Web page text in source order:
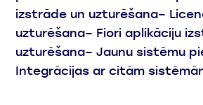
izstrāde un uzturēšana​ –
uzturēšana​ – Fiori aplikāciju
uzturēšana​ – Jaunu sistēmu
Integrācijas ar citām